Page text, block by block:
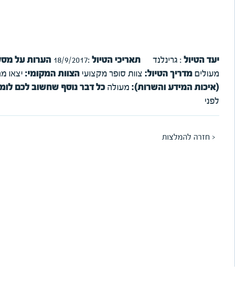
יעד הטיול : גרינלנד תאריכי הטיול :18/9/2017 הערות על
מעולים מדריך הטיול: צוות סופר מקצועי הצוות המקומי: יצאו
(איכות המידע והשרות): מעולה כל דבר נוסף שחשוב לכם
לפני
< חזרה להמלצות